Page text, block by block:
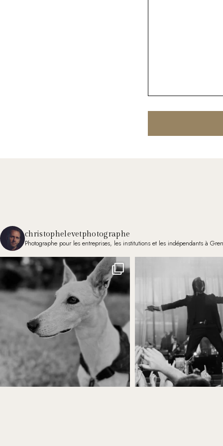
christophelevetphotographe
Photographe pour les entreprises, les institutions et les indépendants à